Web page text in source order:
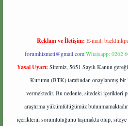
Reklam ve İletişim: E-mail:
forumhizmeti@gmail.comWhatsapp: 0262
Yasal Uyarı: Sitemiz, 5651 Sayılı Kanun
Kurumu (BTK) tarafından onaylanmış bir
vermektedir. Bu nedenle, sitedeki içerikleri
araştırma yükümlülüğümüz
içeriklerin sorumluluğunu taşımakta olup,